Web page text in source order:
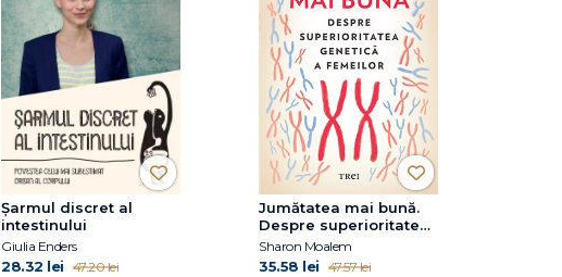
Șarmul discret al
intestinului
Giulia Enders
28.32 lei 47.20 lei
Jumătatea mai bună.
Despre superioritatea
genetică a femeilor
Sharon Moalem
35.58 lei 47.57 lei